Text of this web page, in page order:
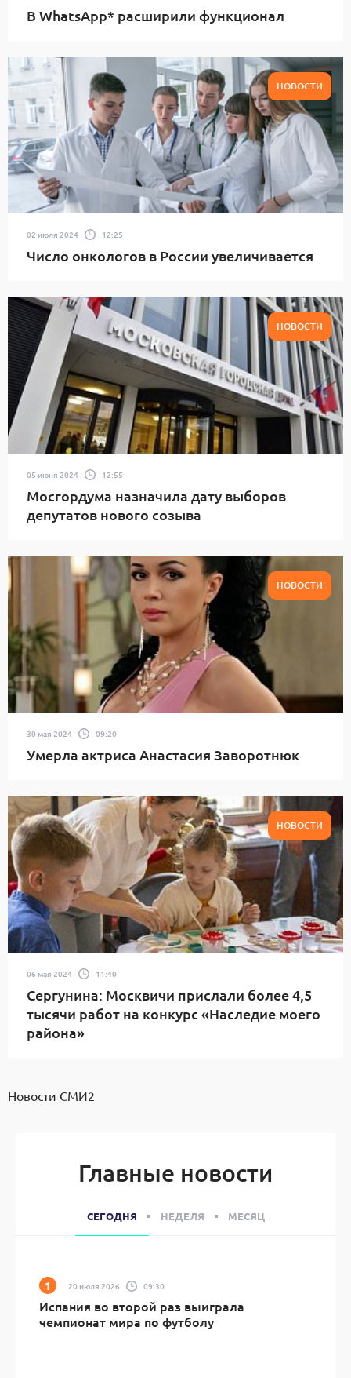
В WhatsApp* расширили функционал
НОВОСТИ
02 июля 2024 12:25
Число онкологов в России увеличивается
НОВОСТИ
05 июня 2024 12:55
Мосгордума назначила дату выборов
депутатов нового созыва
НОВОСТИ
30 мая 2024 09:20
Умерла актриса Анастасия Заворотнюк
НОВОСТИ
06 мая 2024 11:40
Сергунина: Москвичи прислали более 4,5
тысячи работ на конкурс «Наследие моего
района»
Новости СМИ2
Главные новости
СЕГОДНЯ НЕДЕЛЯ МЕСЯЦ
20 июля 2026 09:30
Испания во второй раз выиграла
чемпионат мира по футболу